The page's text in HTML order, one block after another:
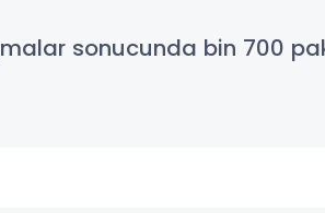
sonucunda bin 700